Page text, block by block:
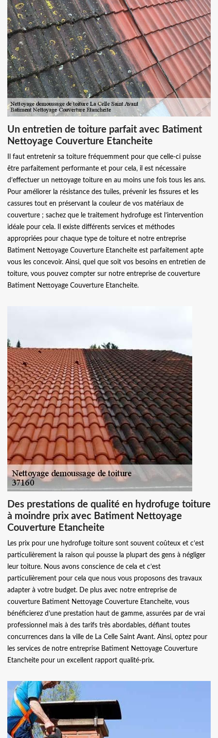
Un entretien de toiture parfait avec Batiment
Nettoyage Couverture Etancheite
Il faut entretenir sa toiture fréquemment pour que celle-ci puisse
être parfaitement performante et pour cela, il est nécessaire
d’effectuer un nettoyage toiture en au moins une fois tous les ans.
Pour améliorer la résistance des tuiles, prévenir les fissures et les
cassures tout en préservant la couleur de vos matériaux de
couverture ; sachez que le traitement hydrofuge est l’intervention
idéale pour cela. Il existe différents services et méthodes
appropriées pour chaque type de toiture et notre entreprise
Batiment Nettoyage Couverture Etancheite est parfaitement apte
vous les concevoir. Ainsi, quel que soit vos besoins en entretien de
toiture, vous pouvez compter sur notre entreprise de couverture
Batiment Nettoyage Couverture Etancheite.
Des prestations de qualité en hydrofuge toiture
à moindre prix avec Batiment Nettoyage
Couverture Etancheite
Les prix pour une hydrofuge toiture sont souvent coûteux et c’est
particulièrement la raison qui pousse la plupart des gens à négliger
leur toiture. Nous avons conscience de cela et c’est
particulièrement pour cela que nous vous proposons des travaux
adapter à votre budget. De plus avec notre entreprise de
couverture Batiment Nettoyage Couverture Etancheite, vous
bénéficierez d’une prestation haut de gamme, assurées par de vrai
professionnel mais à des tarifs très abordables, défiant toutes
concurrences dans la ville de La Celle Saint Avant. Ainsi, optez pour
les services de notre entreprise Batiment Nettoyage Couverture
Etancheite pour un excellent rapport qualité-prix.